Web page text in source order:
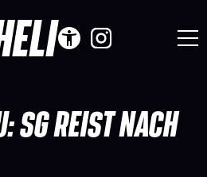
SG REIST NACH